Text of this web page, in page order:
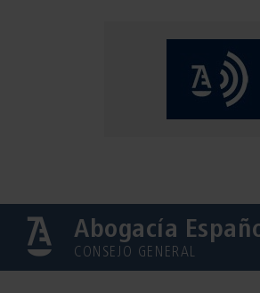
Abogacía
CONSEJO GENERAL